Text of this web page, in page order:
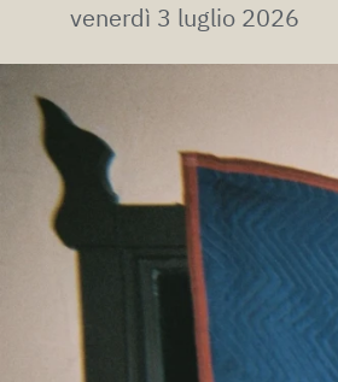
venerdì 3 luglio 2026